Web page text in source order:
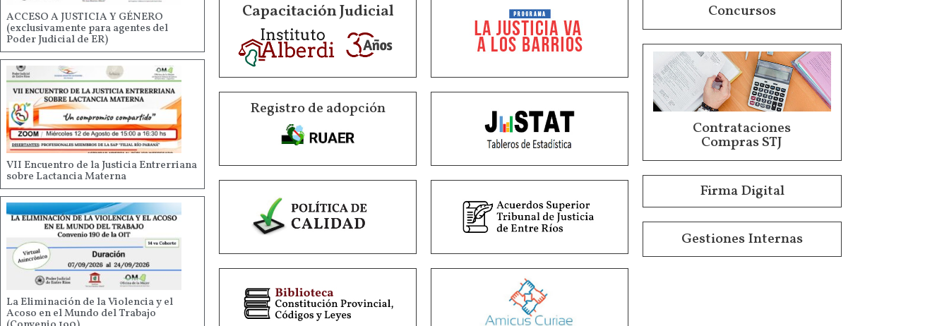
ACCESO A JUSTICIA Y GÉNERO
(exclusivamente para agentes del
Poder Judicial de ER)
VII Encuentro de la Justicia Entrerriana
sobre Lactancia Materna
La Eliminación de la Violencia y el
Acoso en el Mundo del Trabajo
Capacitación Judicial
Registro de adopción
Concursos
Contrataciones
Compras STJ
Firma Digital
Gestiones Internas